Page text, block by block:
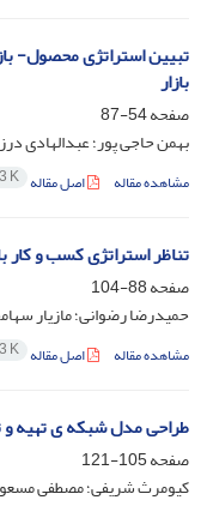
تبیین استراتژی محصول-
بازار
صفحه54-87
بهمن حاجی پور؛ عبدالهادی
مشاهده مقاله اصل مقاله K
تناظر استراتژی کسب و کار
صفحه88-104
حمیدرضا رضوانی؛ مازیار
مشاهده مقاله اصل مقاله K
طراحی مدل شبکه ی تهیه و
صفحه105-121
کیومرث شریفی؛ مصطفی